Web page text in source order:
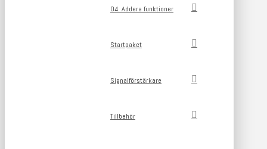
04. Addera funktioner
Startpaket
Signalförstärkare
Tillbehör